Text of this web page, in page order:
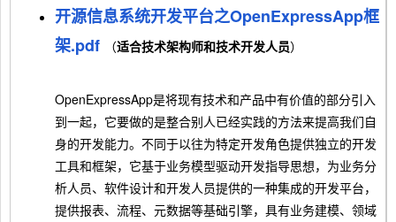
开源信息系统开发平台之OpenExpressApp框
架.pdf
（适合技术架构师和技术开发人员）
OpenExpressApp是将现有技术和产品中有价值的部分引入
到一起，它要做的是整合别人已经实践的方法来提高我们自
身的开发能力。不同于以往为特定开发角色提供独立的开发
工具和框架，它基于业务模型驱动开发指导思想，为业务分
析人员、软件设计和开发人员提供的一种集成的开发平台，
提供报表、流程、元数据等基础引擎，具有业务建模、领域